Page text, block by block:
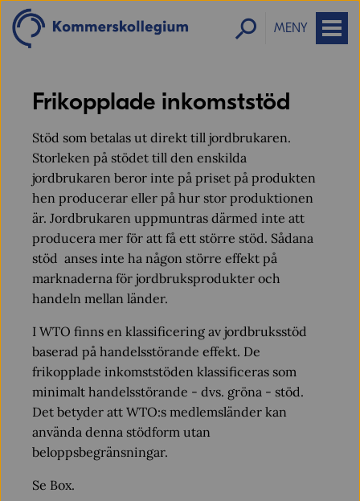
MENY
Frikopplade inkomststöd
Stöd som betalas ut direkt till jordbrukaren.
Storleken på stödet till den enskilda
jordbrukaren beror inte på priset på produkten
hen producerar eller på hur stor produktionen
är. Jordbrukaren uppmuntras därmed inte att
producera mer för att få ett större stöd. Sådana
stöd anses inte ha någon större effekt på
marknaderna för jordbruksprodukter och
handeln mellan länder.
I WTO finns en klassificering av jordbruksstöd
baserad på handelsstörande effekt. De
frikopplade inkomststöden klassificeras som
minimalt handelsstörande - dvs. gröna - stöd.
Det betyder att WTO:s medlemsländer kan
använda denna stödform utan
beloppsbegränsningar.
Se Box.